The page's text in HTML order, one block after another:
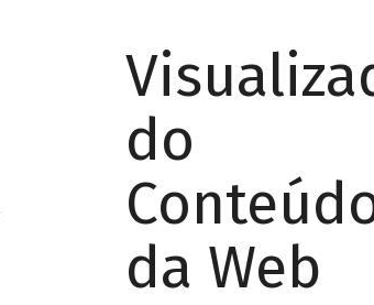
do
da Web